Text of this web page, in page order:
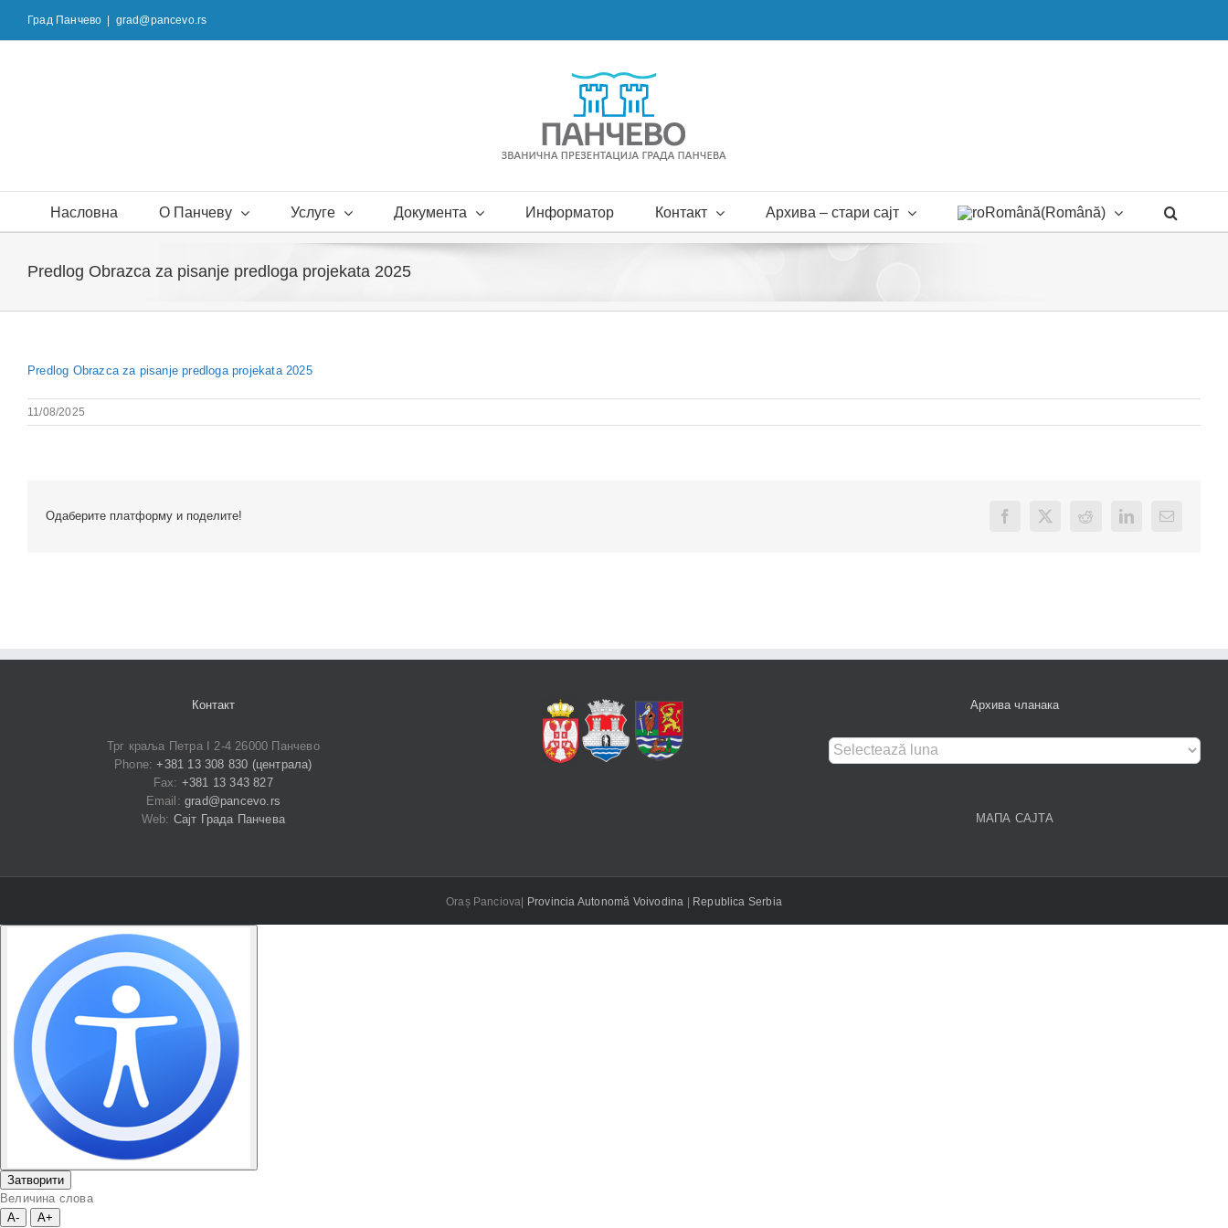
content
Град Панчево grad@pancevo.rs
Насловна О Панчеву Услуге Документа Информатор Контакт Архива – стари сајт Română(Română)
Predlog Obrazca za pisanje predloga projekata 2025
Predlog Obrazca za pisanje predloga projekata 2025
11/08/2025
Одаберите платформу и поделите! Facebook
X RedditLinkedInEmail
Контакт
Трг краља Петра I 2-4 26000 Панчево
Phone:+381 13 308 830 (централа)
Fax: +381 13 343 827
Email:grad@pancevo.rs
Web: Сајт Града Панчева
Архива чланака
Архива
чланака
МАПА САЈТА
Oraș Panciova| Provincia Autonomă Voivodina | Republica Serbia
Затворити
Величина слова
A-
A+